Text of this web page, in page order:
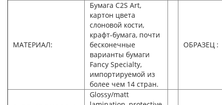
МАТЕРИАЛ:
Бумага C2S Art,
картон цвета
слоновой кости,
крафт-бумага, почти
бесконечные
варианты бумаги
Fancy Specialty,
импортируемой из
более чем 14 стран.
ОБРАЗЕЦ :
Glossy/matt